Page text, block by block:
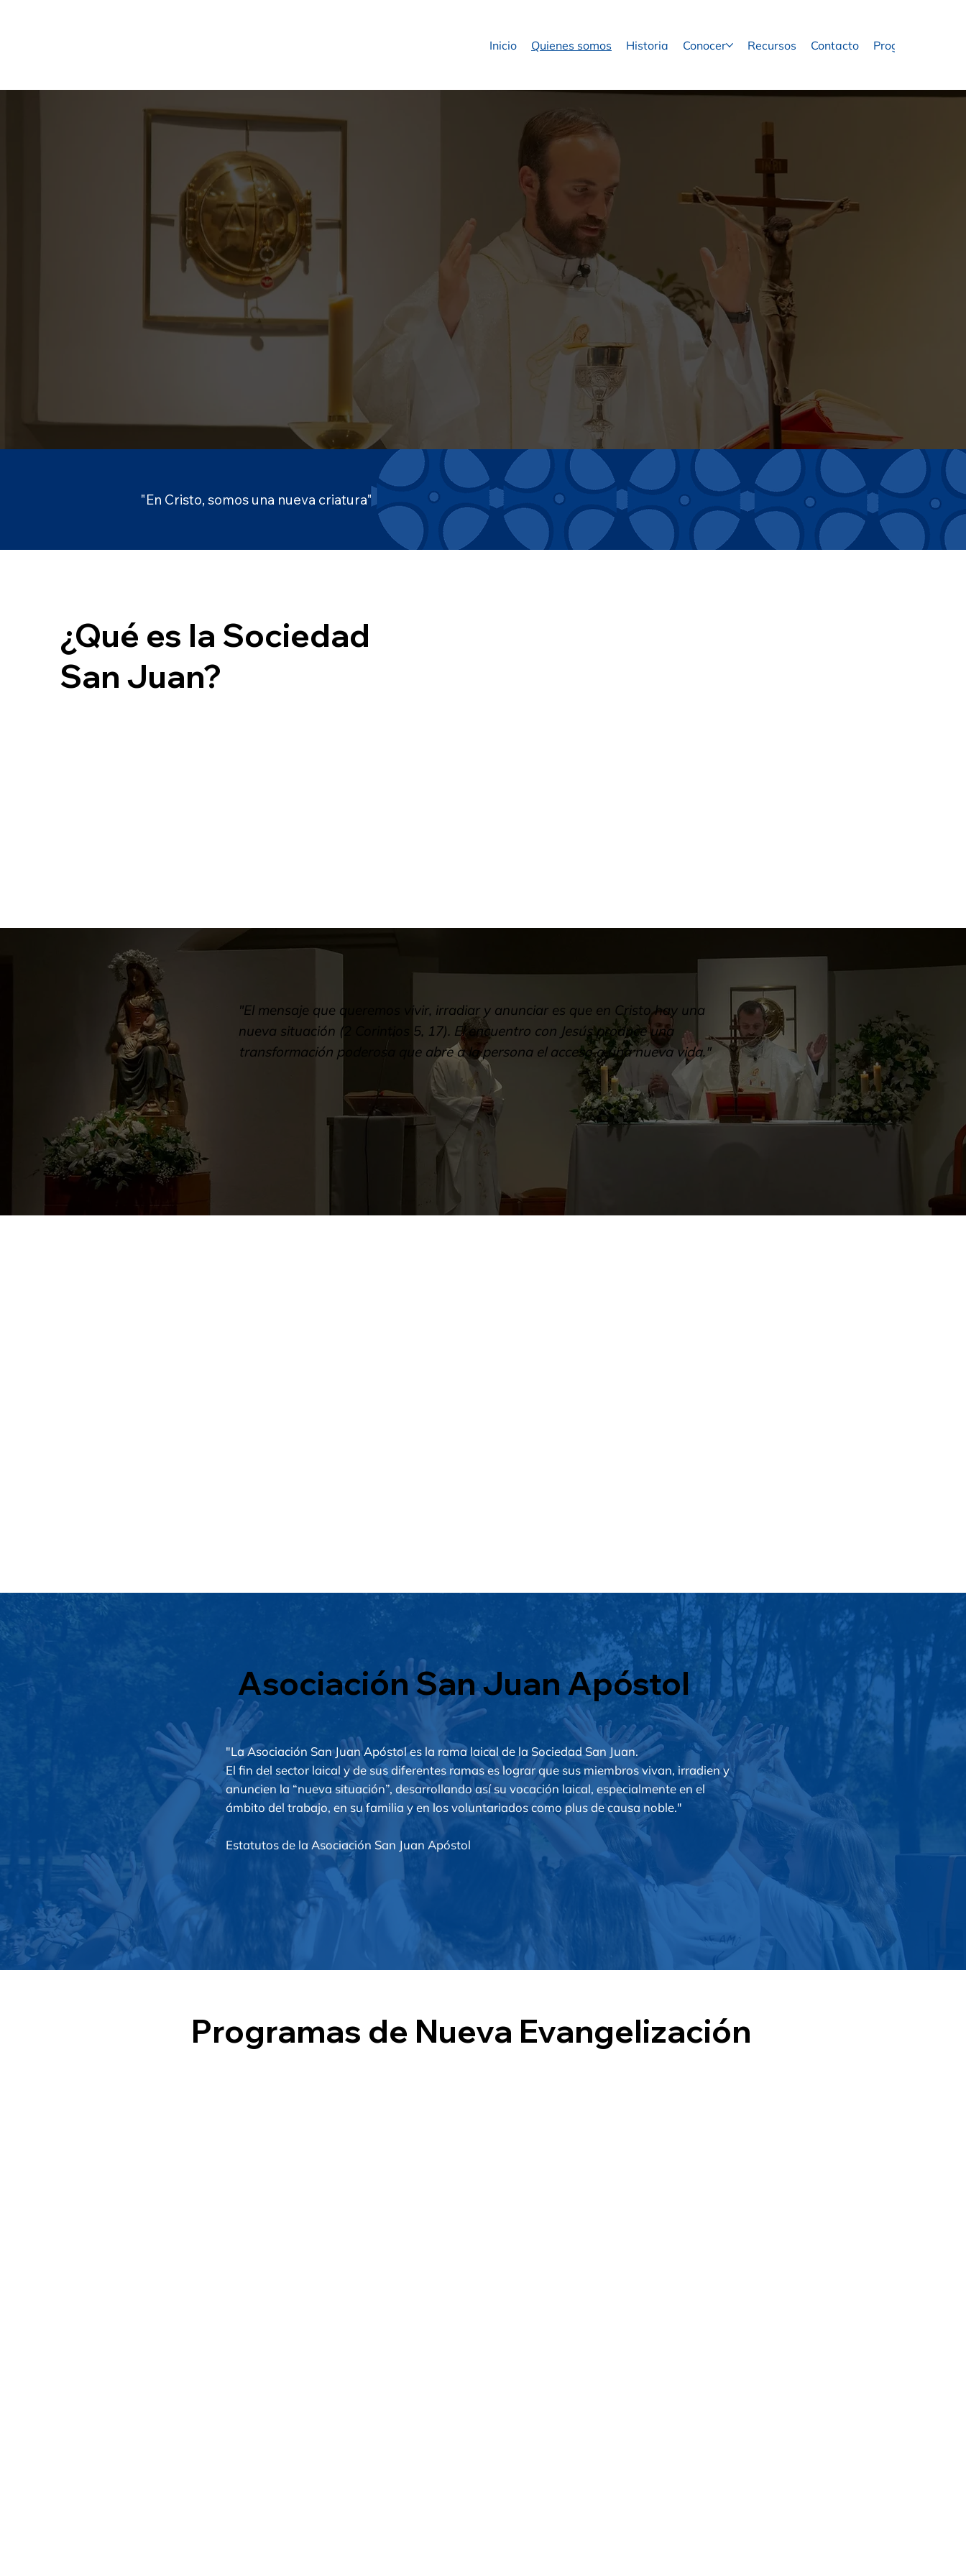
Inicio Quienes somos Historia Conocer Recursos Contacto Programas
"En Cristo, somos una nueva criatura"
¿Qué es la Sociedad
San Juan?
"El mensaje que queremos vivir, irradiar y anunciar es que en Cristo hay una
nueva situación (2 Corintios 5, 17). El encuentro con Jesús produce una
transformación poderosa que abre a la persona el acceso a una nueva vida."
Asociación San Juan Apóstol
"La Asociación San Juan Apóstol es la rama laical de la Sociedad San Juan.
El fin del sector laical y de sus diferentes ramas es lograr que sus miembros vivan, irradien y
anuncien la “nueva situación”, desarrollando así su vocación laical, especialmente en el
ámbito del trabajo, en su familia y en los voluntariados como plus de causa noble."
Estatutos de la Asociación San Juan Apóstol
Programas de Nueva Evangelización